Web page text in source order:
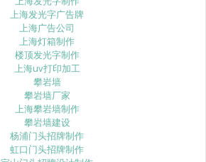
上海发光字广告牌
上海广告公司
上海灯箱制作
楼顶发光字制作
上海uv打印加工
攀岩墙
攀岩墙厂家
上海攀岩墙制作
攀岩墙建设
杨浦门头招牌制作
虹口门头招牌制作